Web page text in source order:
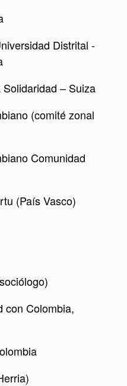
Distrital -
– Suiza
(comité zonal
Comunidad
(País Vasco)
con Colombia,